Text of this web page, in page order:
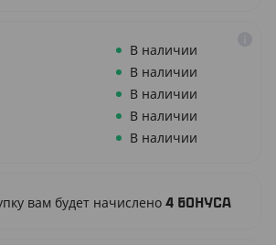
В наличии
В наличии
В наличии
В наличии
В наличии
вам будет начислено 4 бонуса